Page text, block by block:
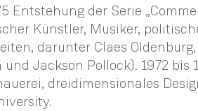
Entstehung der Serie
Künstler, Musiker,
darunter Claes
Jackson Pollock). 1972 bis
dreidimensionales